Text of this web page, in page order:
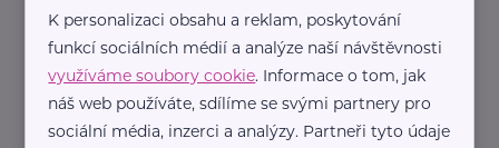
Jak zpevnit prsa po kojení? Cesta zpět k
Kojení Péče Zdraví Žena
K personalizaci obsahu a reklam, poskytování
funkcí sociálních médií a analýze naší návštěvnosti
využíváme soubory cookie. Informace o tom, jak
náš web používáte, sdílíme se svými partnery pro
sociální média, inzerci a analýzy. Partneři tyto údaje